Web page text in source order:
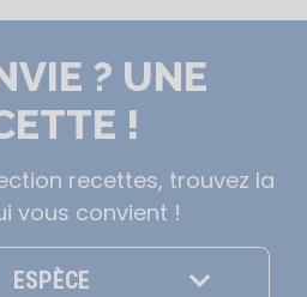
? UNE
!
recettes, trouvez la
vous convient !
ESPÈCE